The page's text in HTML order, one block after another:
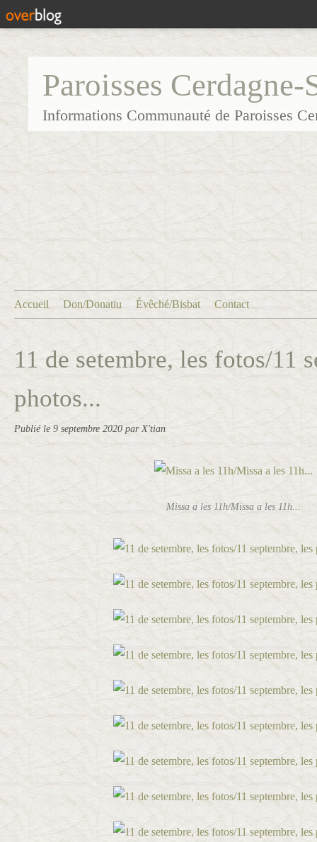
Paroisses
Informations Communauté de Paroisses
Accueil Don/Donatiu Évêché/Bisbat Contact
11 de setembre, les fotos/11
photos...
Publié le 9 septembre 2020 par X'tian
Missa a les 11h/Missa a les 11h...